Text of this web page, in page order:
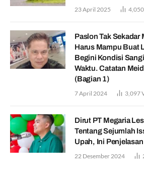
23 April 2025 4,050
Paslon Tak Sekadar
Harus Mampu Buat
Begini Kondisi
Waktu. Catatan
(Bagian 1)
7 April 2024 3,097
Dirut PT Megaria
Tentang Sejumlah
Upah, Ini
22 Desember 2024